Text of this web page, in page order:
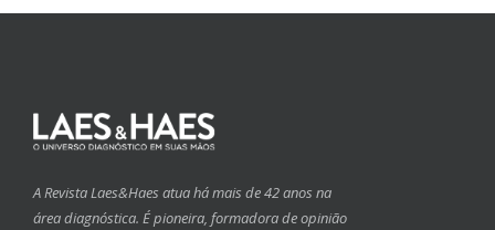
A Revista Laes&Haes atua há mais de 42 anos na
área diagnóstica. É pioneira, formadora de opinião